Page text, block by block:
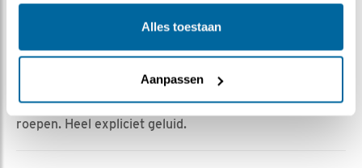
Alles toestaan
Aanpassen
Bewaar dit filmpje|
De winterkoning en een grote barmsijs hebben ook de
weg gevonden naar de vijver. Een groepje sijsjes maakt
het water onveilig én we horen duidelijk een raaf
roepen. Heel expliciet geluid.